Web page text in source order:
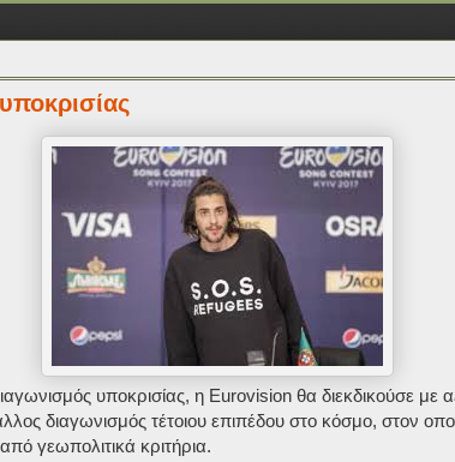
υποκρισίας, η Eurovision θα διεκδικούσε με
διαγωνισμός τέτοιου επιπέδου στο κόσμο, στον
γεωπολιτικά κριτήρια.